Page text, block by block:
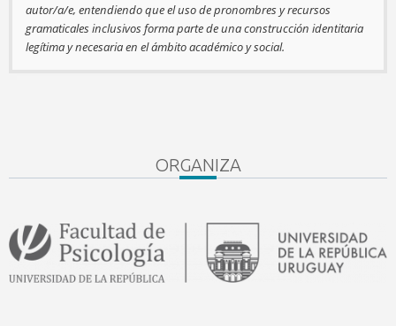
autor/a/e, entendiendo que el uso de pronombres y recursos
gramaticales inclusivos forma parte de una construcción identitaria
legítima y necesaria en el ámbito académico y social.
ORGANIZA